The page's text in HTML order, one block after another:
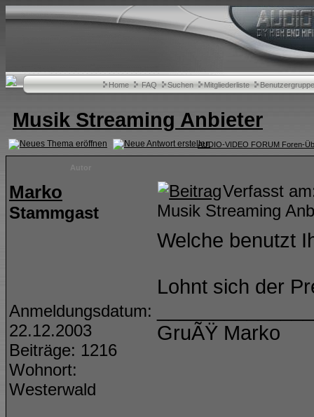
Home FAQ Suchen Mitgliederliste
Musik Streaming Anbieter
AUDIO-VIDEO FORUM Foren-
Marko
Stammgast
Anmeldungsdatum:
22.12.2003
Beiträge: 1216
Wohnort:
Westerwald
Verfasst
Musik Streaming
Welche benutzt
Lohnt sich der
GruÃŸ Marko